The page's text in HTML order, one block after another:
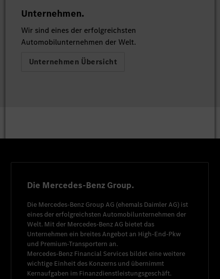
Unternehmen.
Wir sind eines der erfolgreichsten
Automobilunternehmen der Welt.
Unternehmen Übersicht
Die Mercedes-Benz Group.
Die Mercedes-Benz Group AG (ehemals Daimler AG) ist
eines der erfolgreichsten Automobilunternehmen der
Welt. Mit der Mercedes-Benz AG bietet das
Unternehmen ein breites Angebot an High-End-Pkw
und Premium-Transportern an.
Mercedes-Benz Financial Services bildet eine weitere
wichtige Einheit des Konzerns und übernimmt
Kernaufgaben im Finanzdienstleistungsgeschäft.